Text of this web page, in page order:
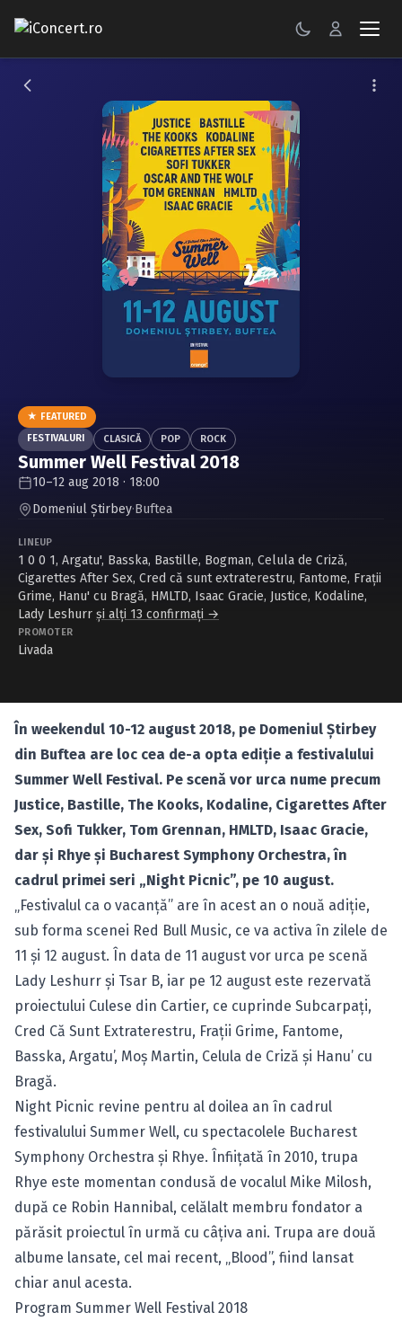
CONCERTE
Caută în site...
★ FEATURED
FESTIVALURI
CLASICĂ POP ROCK
Summer Well Festival 2018
10–12 aug 2018 · 18:00
Domeniul Ştirbey·Buftea
LINEUP
1 0 0 1, Argatu', Basska, Bastille, Bogman, Celula de Criză,
Cigarettes After Sex, Cred că sunt extraterestru, Fantome, Fraţii
Grime, Hanu' cu Bragă, HMLTD, Isaac Gracie, Justice, Kodaline,
Lady Leshurr și alți 13 confirmați →
PROMOTER
Livada
În weekendul 10-12 august 2018, pe Domeniul Ştirbey
din Buftea are loc cea de-a opta ediţie a festivalului
Summer Well Festival. Pe scenă vor urca nume precum
Justice, Bastille, The Kooks, Kodaline, Cigarettes After
Sex, Sofi Tukker, Tom Grennan, HMLTD, Isaac Gracie,
dar şi Rhye şi Bucharest Symphony Orchestra, în
cadrul primei seri „Night Picnic”, pe 10 august.
„Festivalul ca o vacanță” are în acest an o nouă adiție,
sub forma scenei Red Bull Music, ce va activa în zilele de
11 și 12 august. În data de 11 august vor urca pe scenă
Lady Leshurr și Tsar B, iar pe 12 august este rezervată
proiectului Culese din Cartier, ce cuprinde Subcarpați,
Cred Că Sunt Extraterestru, Frații Grime, Fantome,
Basska, Argatu’, Moș Martin, Celula de Criză și Hanu’ cu
Bragă.
Night Picnic revine pentru al doilea an în cadrul
festivalului Summer Well, cu spectacolele Bucharest
Symphony Orchestra și Rhye. Înfiițată în 2010, trupa
Rhye este momentan condusă de vocalul Mike Milosh,
după ce Robin Hannibal, celălalt membru fondator a
părăsit proiectul în urmă cu câțiva ani. Trupa are două
albume lansate, cel mai recent, „Blood”, fiind lansat
chiar anul acesta.
Program Summer Well Festival 2018